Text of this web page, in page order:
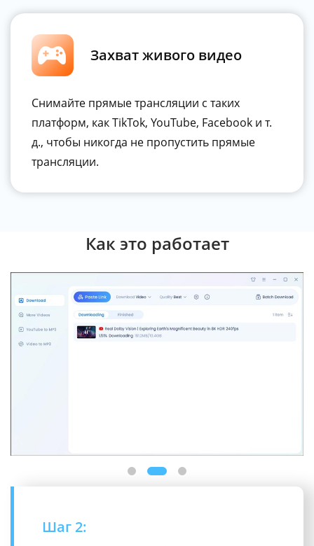
Захват живого видео
Снимайте прямые трансляции с таких
платформ, как TikTok, YouTube, Facebook и т.
д., чтобы никогда не пропустить прямые
трансляции.
Как это работает
Шаг 3: